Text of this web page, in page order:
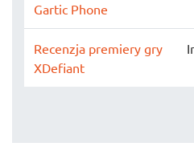
Gartic Phone
Recenzja premiery gry
XDefiant